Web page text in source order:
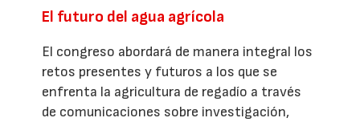
El futuro del agua agrícola
El congreso abordará de manera integral los
retos presentes y futuros a los que se
enfrenta la agricultura de regadío a través
de comunicaciones sobre investigación,